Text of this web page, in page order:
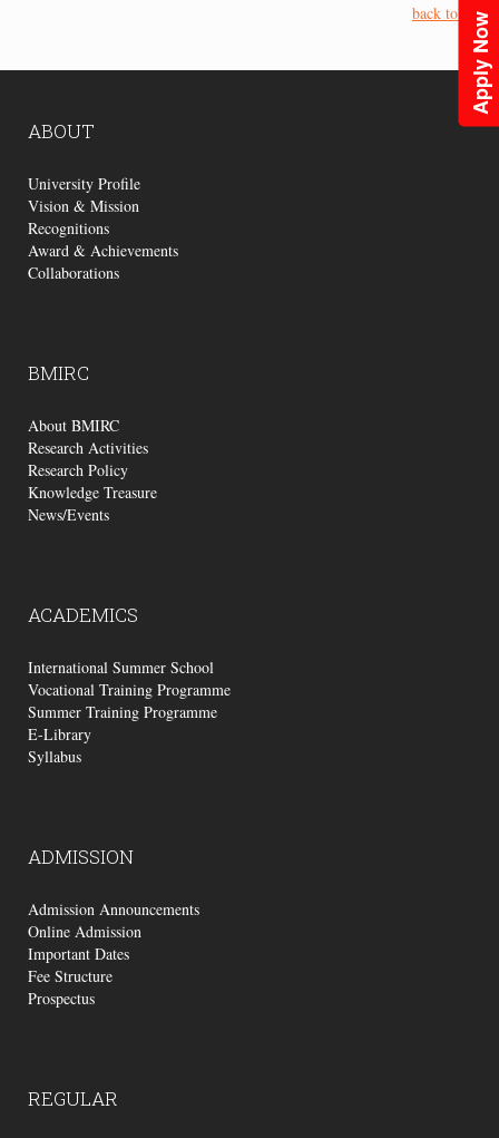
Apply Now
back to top
ABOUT
University Profile
Vision & Mission
Recognitions
Award & Achievements
Collaborations
BMIRC
About BMIRC
Research Activities
Research Policy
Knowledge Treasure
News/Events
ACADEMICS
International Summer School
Vocational Training Programme
Summer Training Programme
E-Library
Syllabus
ADMISSION
Admission Announcements
Online Admission
Important Dates
Fee Structure
Prospectus
REGULAR